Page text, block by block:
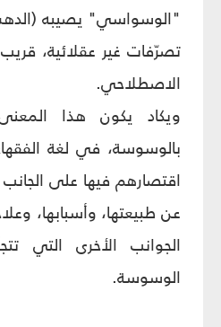
"الوسواسي" يصيبه
تصرّفات غير عقلائية،
الاصطلاحي.
ويكاد يكون هذا
بالوسوسة، في لغة
اقتصارهم فيها على الجانب
عن طبيعتها، وأسبابها،
الجوانب الأخرى التي
الوسوسة.